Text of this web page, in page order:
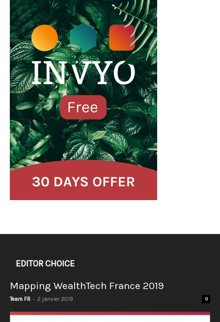
EDITOR CHOICE
Mapping WealthTech France 2019
Team FR - 2 janvier 2019 0